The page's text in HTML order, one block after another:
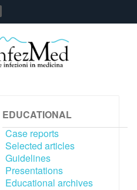
EDUCATIONAL
Case reports
Selected articles
Guidelines
Presentations
Educational archives